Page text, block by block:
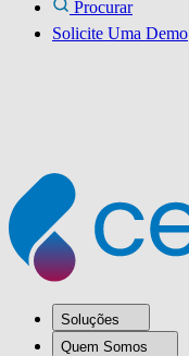
Procurar
Solicite Uma Demo
Soluções
Quem Somos